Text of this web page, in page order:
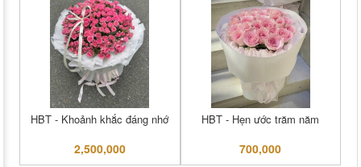
HBT - Khoảnh khắc đáng nhớ
2,500,000
HBT - Hẹn ước trăm năm
700,000